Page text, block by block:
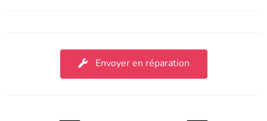
Envoyer en réparation